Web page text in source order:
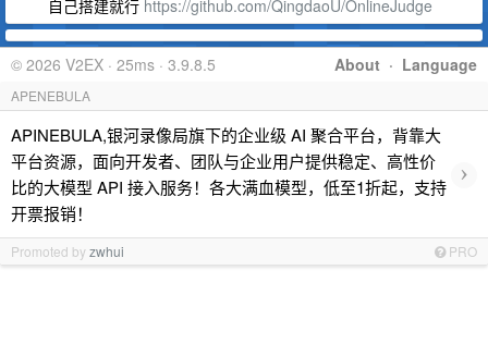
自己搭建就行 https://github.com/QingdaoU/OnlineJudge
About · Language
© 2026 V2EX · 25ms · 3.9.8.5
APENEBULA
APINEBULA,银河录像局旗下的企业级 AI 聚合平台，背靠大
平台资源，面向开发者、团队与企业用户提供稳定、高性价
比的大模型 API 接入服务！各大满血模型，低至1折起，支持
开票报销！
›
Promoted byzwhui PRO